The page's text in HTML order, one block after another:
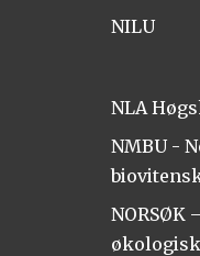
NILU
NLA
NMBU -
NORSØK